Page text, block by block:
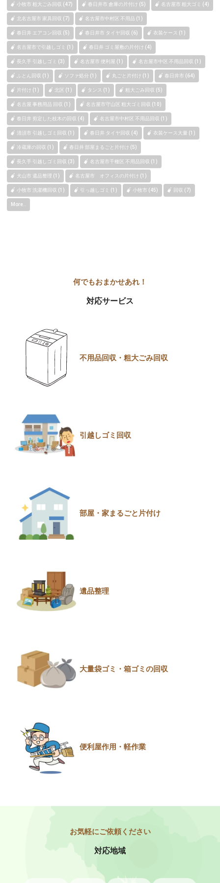
小牧市 粗大ごみ回収 (47) 春日井市 倉庫の片付け (5) 名古屋市 粗大ゴミ (4)
北名古屋市 家具回収 (7) 名古屋市中村区 不用品 (1)
春日井 エアコン回収 (5) 春日井市 タイヤ回収 (6) 衣装ケース (1)
名古屋市で引越しゴミ (1) 春日井 ゴミ屋敷の片付け (4)
長久手 引越しゴミ (3) 名古屋市 便利屋 (1) 名古屋市中区 不用品回収 (1)
ふとん回収 (1) ソファ処分 (1) 丸ごと片付け (1) 春日井市 (64)
片付け (1) 北区 (1) タンス (1) 粗大ごみ回収 (5)
名古屋 事務用品 回収 (1) 名古屋市守山区 粗大ゴミ回収 (10)
春日井 剪定した枝木の回収 (4) 名古屋市中村区 不用品回収 (1)
清須市 引越しゴミ回収 (1) 春日井 タイヤ回収 (4) 衣装ケース大量 (1)
冷蔵庫の回収 (1) 春日井 部屋まるごと片付け (5)
長久手 引越しゴミ回収 (3) 名古屋市千種区 不用品回収 (1)
犬山市 遺品整理 (1) 名古屋市 オフィスの片付け (1)
小牧市 洗濯機回収 (1) 引っ越しゴミ (1) 小牧市 (45) 回収 (7)
More..
対応サービス
不用品回収・粗大ごみ回収
引越しゴミ回収
部屋・家まるごと片付け
遺品整理
大量袋ゴミ・箱ゴミの回収
便利屋作用・軽作業
対応地域